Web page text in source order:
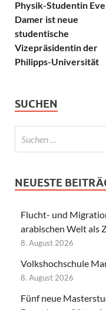
Physik-Studentin
Damer ist neue
studentische
Vizepräsidentin der
Philipps-Universität
SUCHEN
NEUESTE
Flucht- und
arabischen Welt als
8. August 2026
Volkshochschule
8. August 2026
Fünf neue